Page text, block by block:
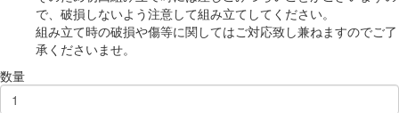
で、破損しないよう注意して組み立てしてください。
組み立て時の破損や傷等に関してはご対応致し兼ねますのでご了
承くださいませ。
数量